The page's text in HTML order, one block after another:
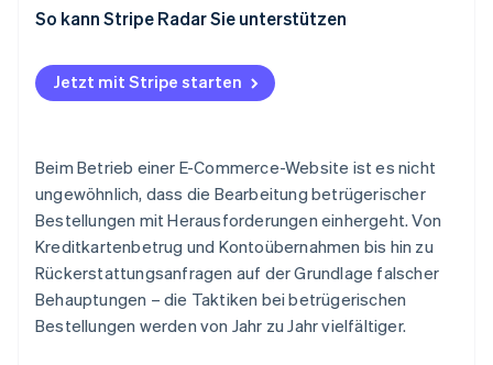
Ausnutzung von Werbeprogrammen
Missbrauch von Nachnahme- und „Jetzt kaufen,
später bezahlen“-Diensten
Betrügerische Erlangung von Vorteilen
einzuziehen
Rückbuchungen
Höhere Belastung für den Kundensupport und die
Schaden am Markenimage
Einführung von 3D Secure 2 (3DS2)
Implementierung der Zwei-Faktor-
Authentifizierung (2FA)
Risikomanagement für jede Zahlungsmethode
anpassen
Überwachung von Bestellungen und Festlegung
operativer Regeln
So kann Stripe Radar Sie unterstützen
Jetzt mit Stripe starten
Beim Betrieb einer E-Commerce-Website ist es nicht
ungewöhnlich, dass die Bearbeitung betrügerischer
Bestellungen mit Herausforderungen einhergeht. Von
Kreditkartenbetrug und Kontoübernahmen bis hin zu
Rückerstattungsanfragen auf der Grundlage falscher
Behauptungen – die Taktiken bei betrügerischen
Bestellungen werden von Jahr zu Jahr vielfältiger.